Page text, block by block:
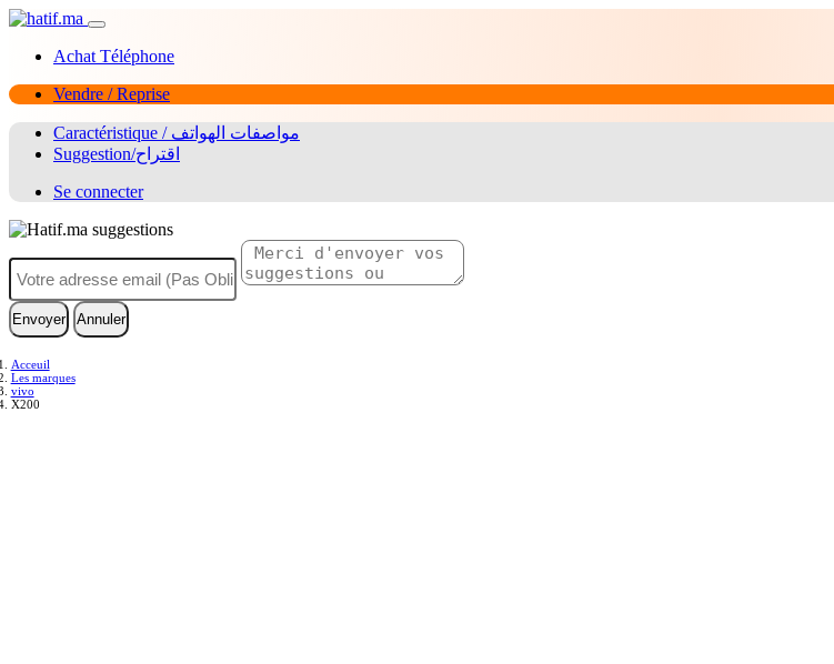
Achat Téléphone
Vendre / Reprise
Caractéristique / مواصفات الهواتف
Suggestion/اقتراح
Se connecter
Envoyer Annuler
Acceuil
Les marques
vivo
X200